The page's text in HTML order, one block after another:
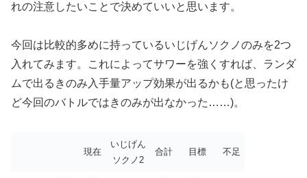
れの注意したいことで決めていいと思います。
今回は比較的多めに持っているいじげんソクノのみを2つ
入れてみます。これによってサワーを強くすれば、ランダ
ムで出るきのみ入手量アップ効果が出るかも(と思ったけ
ど今回のバトルではきのみが出なかった……)。
現在
いじげん
ソクノ2
合計 目標 不足